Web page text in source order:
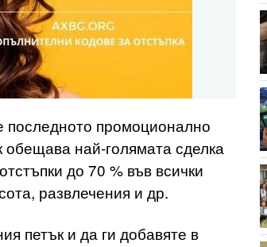
последното промоционално
обещава най-голямата сделка
до 70 % във всички
развлечения и др.
петък и да ги добавяте в